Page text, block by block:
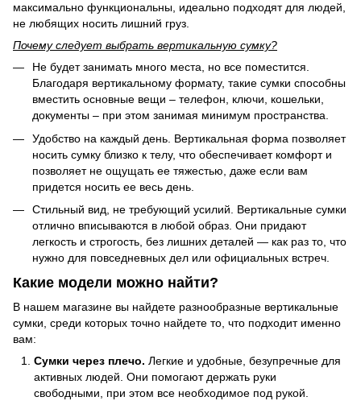
максимально функциональны, идеально подходят для людей,
не любящих носить лишний груз.
Почему следует выбрать вертикальную сумку?
Не будет занимать много места, но все поместится.
Благодаря вертикальному формату, такие сумки способны
вместить основные вещи – телефон, ключи, кошельки,
документы – при этом занимая минимум пространства.
Удобство на каждый день. Вертикальная форма позволяет
носить сумку близко к телу, что обеспечивает комфорт и
позволяет не ощущать ее тяжестью, даже если вам
придется носить ее весь день.
Стильный вид, не требующий усилий. Вертикальные сумки
отлично вписываются в любой образ. Они придают
легкость и строгость, без лишних деталей — как раз то, что
нужно для повседневных дел или официальных встреч.
Какие модели можно найти?
В нашем магазине вы найдете разнообразные вертикальные
сумки, среди которых точно найдете то, что подходит именно
вам:
Сумки через плечо. Легкие и удобные, безупречные для
активных людей. Они помогают держать руки
свободными, при этом все необходимое под рукой.